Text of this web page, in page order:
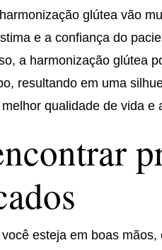
glútea vão
e a confiança do
a harmonização glútea
resultando em uma
qualidade de vida e
esteja em boas